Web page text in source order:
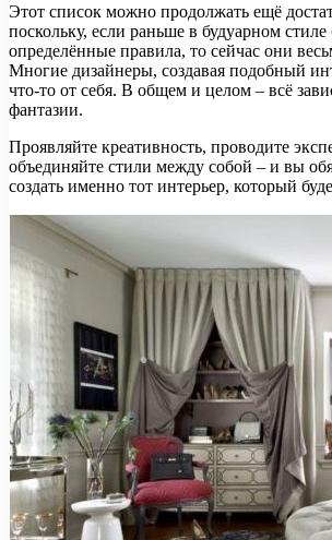
Этот список можно продолжать ещё
поскольку, если раньше в будуарном
определённые правила, то сейчас они
Многие дизайнеры, создавая подобный
что-то от себя. В общем и целом – всё
фантазии.
Проявляйте креативность, проводите
объединяйте стили между собой – и вы
создать именно тот интерьер, который